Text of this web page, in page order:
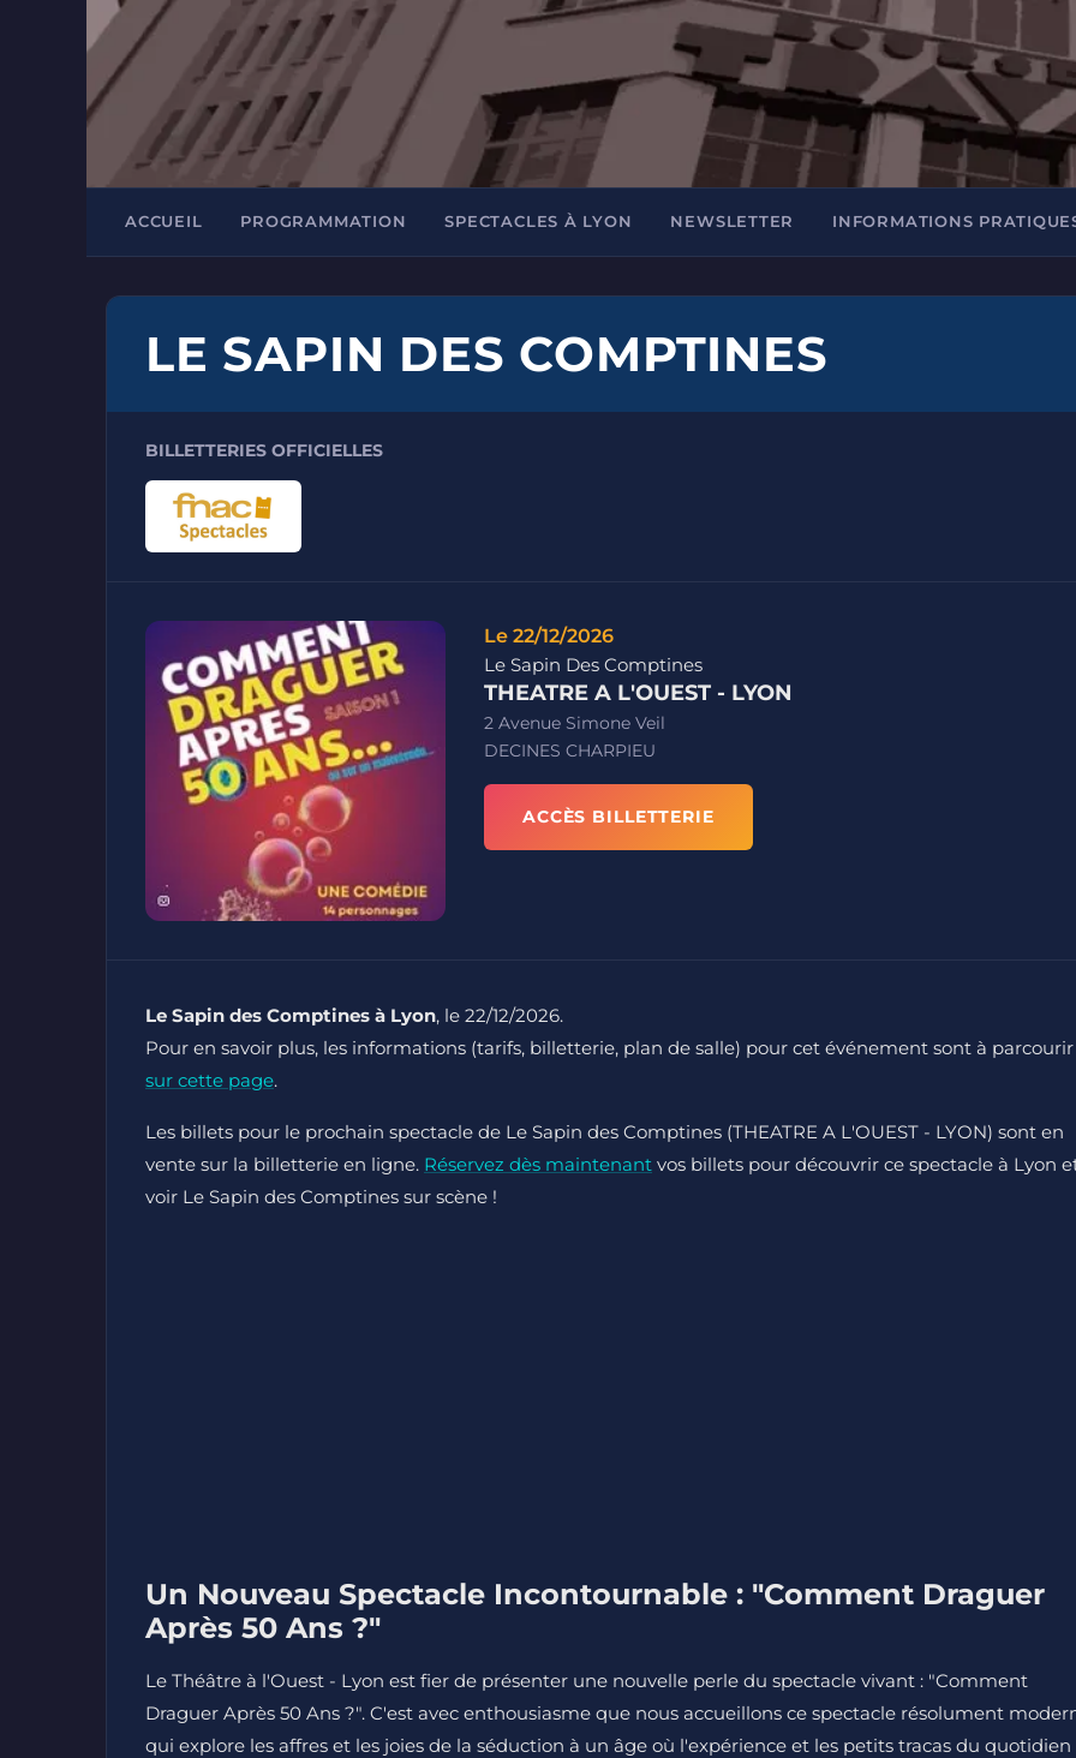
ACCUEIL PROGRAMMATION SPECTACLES À LYON NEWSLETTER INFORMATIONS
LE SAPIN DES COMPTINES
BILLETTERIES OFFICIELLES
Le 22/12/2026
Le Sapin Des Comptines
THEATRE A L'OUEST - LYON
2 Avenue Simone Veil
DECINES CHARPIEU
ACCÈS BILLETTERIE
Le Sapin des Comptines à Lyon, le 22/12/2026.
Pour en savoir plus, les informations (tarifs, billetterie, plan de salle) pour cet événement sont à parcourir
sur cette page.
Les billets pour le prochain spectacle de Le Sapin des Comptines (THEATRE A L'OUEST - LYON) sont en
vente sur la billetterie en ligne. Réservez dès maintenant vos billets pour découvrir ce spectacle à Lyon
voir Le Sapin des Comptines sur scène !
Un Nouveau Spectacle Incontournable : "Comment Draguer
Après 50 Ans ?"
Le Théâtre à l'Ouest - Lyon est fier de présenter une nouvelle perle du spectacle vivant : "Comment
Draguer Après 50 Ans ?". C'est avec enthousiasme que nous accueillons ce spectacle résolument
qui explore les affres et les joies de la séduction à un âge où l'expérience et les petits tracas du quotidien